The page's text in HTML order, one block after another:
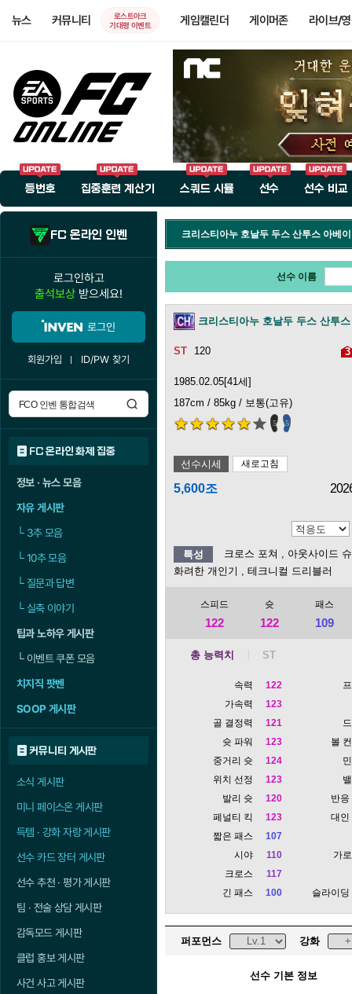
뉴스 커뮤니티
로스트아크
기대평 이벤트
게임캘린더 게이머존 라이브/
등번호 집중훈련 계산기 스쿼드 시뮬 선수 선수 비교
FC 온라인 인벤
로그인하고
출석보상 받으세요!
로그인
회원가입 ID/PW 찾기
FC 온라인 화제 집중
정보 · 뉴스 모음
자유 게시판
└3추 모음
└10추 모음
└질문과 답변
└실축 이야기
팁과 노하우 게시판
└이벤트 쿠폰 모음
치지직 팟벤
SOOP 게시판
커뮤니티 게시판
소식 게시판
미니 페이스온 게시판
득템 · 강화 자랑 게시판
선수 카드 장터 게시판
선수 추천 · 평가 게시판
팀 · 전술 상담 게시판
감독모드 게시판
클럽 홍보 게시판
사건 사고 게시판
크리스티아누 호날두 두스 산투스 아베
선수 이름
크리스티아누 호날두 두스 산투
120 3
1985.02.05[41세]
187cm / 85kg / 보통(고유)
5 5
선수시세 새로고침
5,600조
특성 크로스 포쳐
, 아웃사이드
화려한 개인기
, 테크니컬 드리블러
스피드
122
슛
122
패스
109
총 능력치
속력
122
가속력
123
골 결정력
121
슛 파워
123
중거리 슛
124
위치 선정
123
발리 슛
120
페널티 킥
123
짧은 패스
107
시야
110
크로스
117
긴 패스
100
볼
반응
대인
가
슬라이딩
퍼포먼스 강화
선수 기본 정보